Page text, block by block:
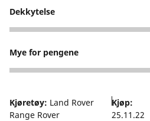
Dekkytelse
4
Mye for pengene
3
Kjøretøy: Land Rover
Range Rover
Kjøp:
25.11.22